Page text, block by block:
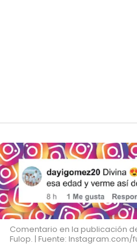
Comentario en la publicación
Fulop. | Fuente: